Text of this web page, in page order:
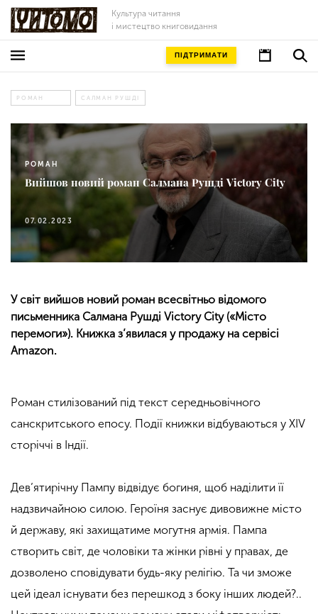
Культура читання
і мистецтво книговидання
ПІДТРИМАТИ
РОМАН САЛМАН РУШДІ
РОМАН
Вийшов новий роман Салмана Рушді Victory City
07.02.2023
У світ вийшов новий роман всесвітньо відомого
письменника Салмана Рушді Victory City («Місто
перемоги»). Книжка з’явилася у продажу на сервісі
Amazon.
Роман стилізований під текст середньовічного
санскритського епосу. Події книжки відбуваються у XIV
сторіччі в Індії.
Дев’ятирічну Пампу відвідує богиня, щоб наділити її
надзвичайною силою. Героїня заснує дивовижне місто
й державу, які захищатиме могутня армія. Пампа
створить світ, де чоловіки та жінки рівні у правах, де
дозволено сповідувати будь-яку релігію. Та чи зможе
цей ідеал існувати без перешкод з боку інших людей?..